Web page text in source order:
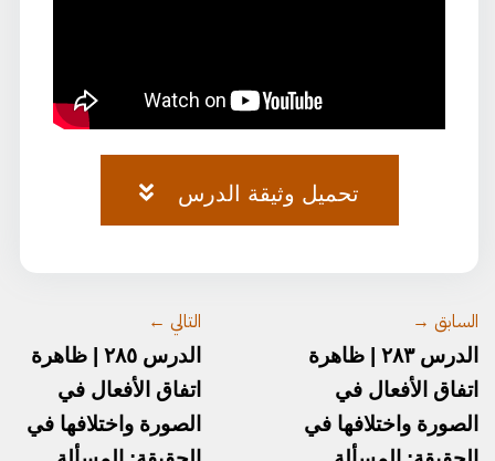
تحميل وثيقة الدرس
السابق →
الدرس ٢٨٣ | ظاهرة
اتفاق الأفعال في
الصورة واختلافها في
التالي ←
الدرس ٢٨٥ | ظاهرة
اتفاق الأفعال في
الصورة واختلافها في